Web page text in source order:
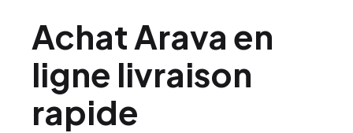
Achat Arava en
ligne livraison
rapide